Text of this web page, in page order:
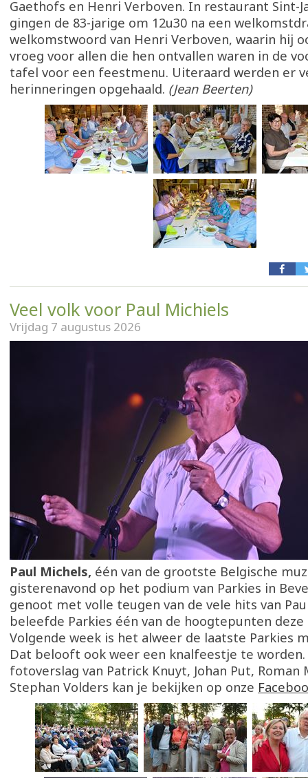
Gaethofs en Henri Verboven. In restaurant Sint-
gingen de 83-jarige om 12u30 na een
welkomstwoord van Henri Verboven, waarin hij
vroeg voor allen die hen ontvallen waren in de
tafel voor een feestmenu. Uiteraard werden er
herinneringen opgehaald. (Jean Beerten)
Veel volk voor Paul Michiels
Vrijdag 7 augustus 2026
Paul Michels, één van de grootste Belgische
gisterenavond op het podium van Parkies in
genoot met volle teugen van de vele hits van
beleefde Parkies één van de hoogtepunten deze
Volgende week is het alweer de laatste Parkies
Dat belooft ook weer een knalfeestje te
fotoverslag van Patrick Knuyt, Johan Put, Roman
Stephan Volders kan je bekijken op onze